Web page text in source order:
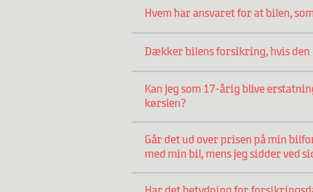
Hvem har ansvaret for at bilen,
Dækker bilens forsikring, hvis
Kan jeg som 17-årig blive
kørslen?
Går det ud over prisen på min
med min bil, mens jeg sidder ved